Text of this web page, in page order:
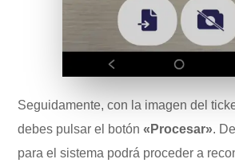
Seguidamente, con la imagen del
debes pulsar el botón«Procesar».
para el sistema podrá proceder a